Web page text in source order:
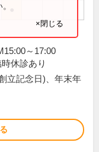
×閉じる
～17:00
休診あり
立記念日)、年末年